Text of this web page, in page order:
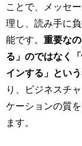
ことで、メッセ
理し、読み手に
能です。重要な
る」のではなく
インする」とい
り、ビジネスチ
ケーションの質
ます。